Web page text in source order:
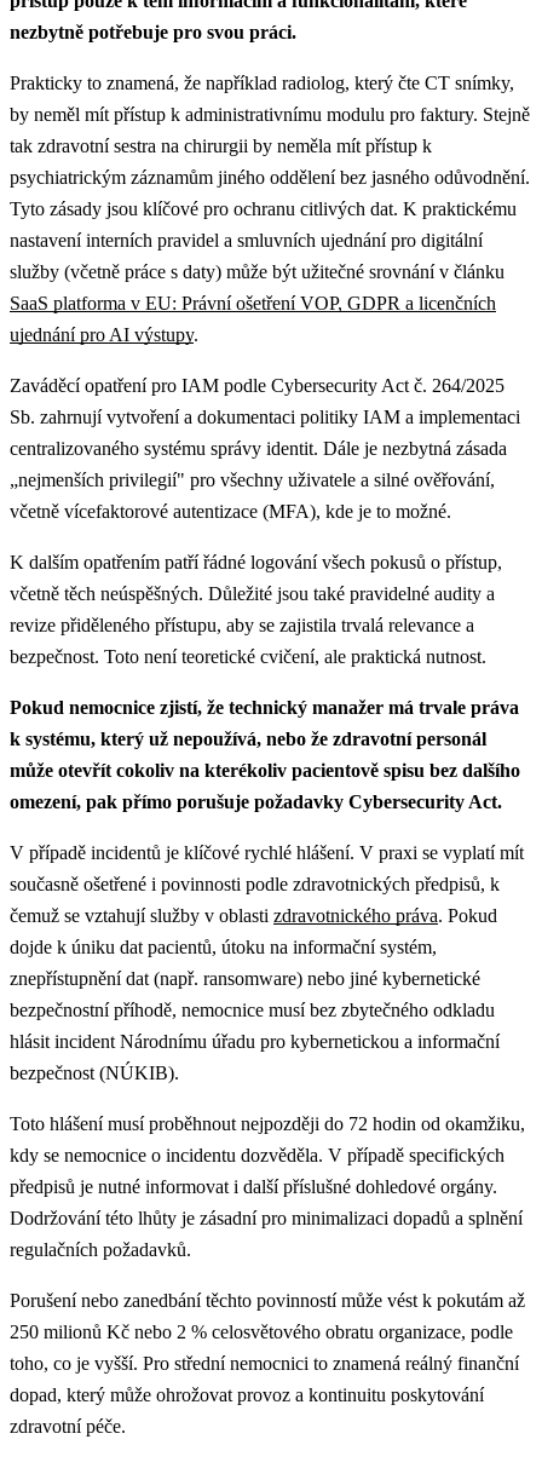
nezbytně potřebuje pro svou práci.
Prakticky to znamená, že například radiolog, který čte CT snímky,
by neměl mít přístup k administrativnímu modulu pro faktury. Stejně
tak zdravotní sestra na chirurgii by neměla mít přístup k
psychiatrickým záznamům jiného oddělení bez jasného odůvodnění.
Tyto zásady jsou klíčové pro ochranu citlivých dat. K praktickému
nastavení interních pravidel a smluvních ujednání pro digitální
služby (včetně práce s daty) může být užitečné srovnání v článku
SaaS platforma v EU: Právní ošetření VOP, GDPR a licenčních
ujednání pro AI výstupy.
Zaváděcí opatření pro IAM podle Cybersecurity Act č. 264/2025
Sb. zahrnují vytvoření a dokumentaci politiky IAM a implementaci
centralizovaného systému správy identit. Dále je nezbytná zásada
„nejmenších privilegií" pro všechny uživatele a silné ověřování,
včetně vícefaktorové autentizace (MFA), kde je to možné.
K dalším opatřením patří řádné logování všech pokusů o přístup,
včetně těch neúspěšných. Důležité jsou také pravidelné audity a
revize přiděleného přístupu, aby se zajistila trvalá relevance a
bezpečnost. Toto není teoretické cvičení, ale praktická nutnost.
Pokud nemocnice zjistí, že technický manažer má trvale práva
k systému, který už nepoužívá, nebo že zdravotní personál
může otevřít cokoliv na kterékoliv pacientově spisu bez dalšího
omezení, pak přímo porušuje požadavky Cybersecurity Act.
V případě incidentů je klíčové rychlé hlášení. V praxi se vyplatí mít
současně ošetřené i povinnosti podle zdravotnických předpisů, k
čemuž se vztahují služby v oblasti zdravotnického práva. Pokud
dojde k úniku dat pacientů, útoku na informační systém,
znepřístupnění dat (např. ransomware) nebo jiné kybernetické
bezpečnostní příhodě, nemocnice musí bez zbytečného odkladu
hlásit incident Národnímu úřadu pro kybernetickou a informační
bezpečnost (NÚKIB).
Toto hlášení musí proběhnout nejpozději do 72 hodin od okamžiku,
kdy se nemocnice o incidentu dozvěděla. V případě specifických
předpisů je nutné informovat i další příslušné dohledové orgány.
Dodržování této lhůty je zásadní pro minimalizaci dopadů a splnění
regulačních požadavků.
Porušení nebo zanedbání těchto povinností může vést k pokutám až
250 milionů Kč nebo 2 % celosvětového obratu organizace, podle
toho, co je vyšší. Pro střední nemocnici to znamená reálný finanční
dopad, který může ohrožovat provoz a kontinuitu poskytování
zdravotní péče.